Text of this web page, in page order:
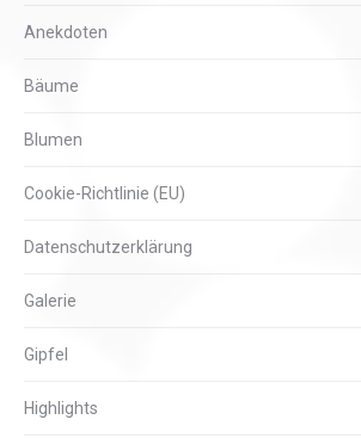
Anekdoten
Bäume
Blumen
Cookie-Richtlinie (EU)
Datenschutzerklärung
Galerie
Gipfel
Highlights